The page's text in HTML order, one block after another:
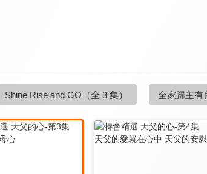
Shine Rise and GO （全 3 集） 全家歸主有